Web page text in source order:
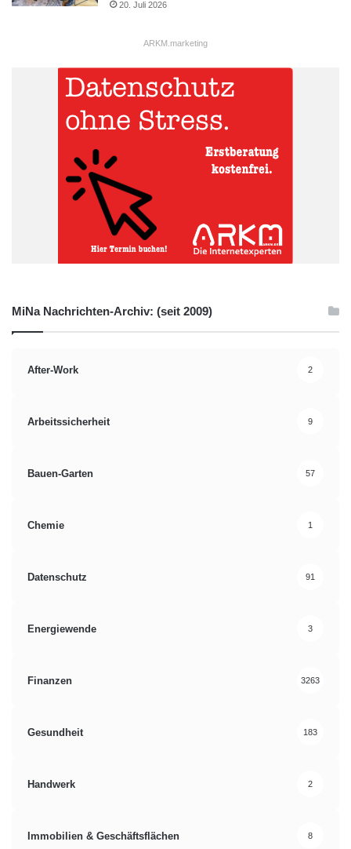
20. Juli 2026
ARKM.marketing
MiNa Nachrichten-Archiv: (seit 2009)
After-Work 2
Arbeitssicherheit 9
Bauen-Garten 57
Chemie 1
Datenschutz 91
Energiewende 3
Finanzen 3263
Gesundheit 183
Handwerk 2
Immobilien & Geschäftsflächen 8